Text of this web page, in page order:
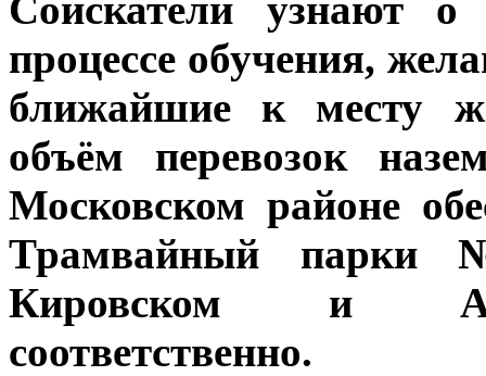
процессе обучения,
ближайшие к месту
объём перевозок
Московском районе
Трамвайный парки
Кировском и
соответственно.